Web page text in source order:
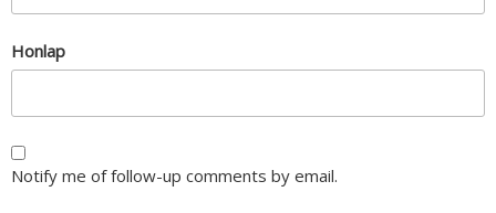
Honlap
Notify me of follow-up comments by email.